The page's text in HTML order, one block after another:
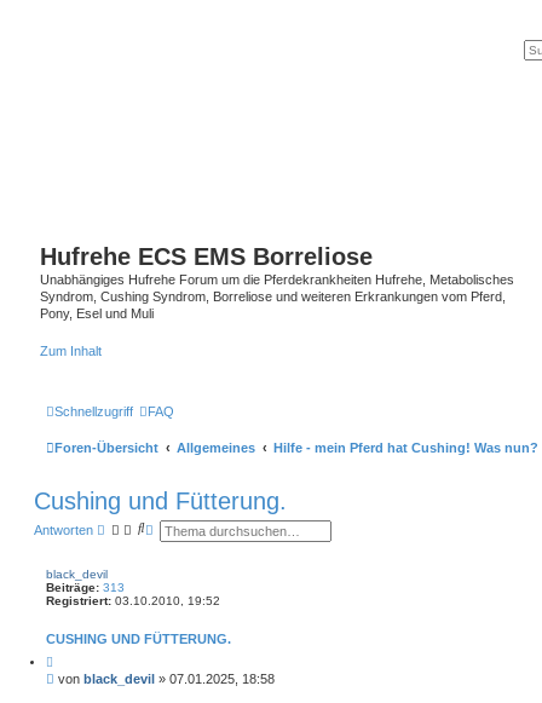
Hufrehe ECS EMS Borreliose
Unabhängiges Hufrehe Forum um die Pferdekrankheiten Hufrehe, Metabolisches
Syndrom, Cushing Syndrom, Borreliose und weiteren Erkrankungen vom Pferd,
Pony, Esel und Muli
Zum Inhalt
Schnellzugriff FAQ
Foren-Übersicht Allgemeines Hilfe - mein Pferd hat Cushing! Was nun?
Cushing und Fütterung.
Antworten
S E
t
t
S
u
black_devil
Beiträge: 313
Registriert: 03.10.2010, 19:52
CUSHING UND FÜTTERUNG.
i
t
Bvon black_devil » 07.01.2025, 18:58